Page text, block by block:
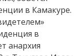
в Камакуре.
в
анархия